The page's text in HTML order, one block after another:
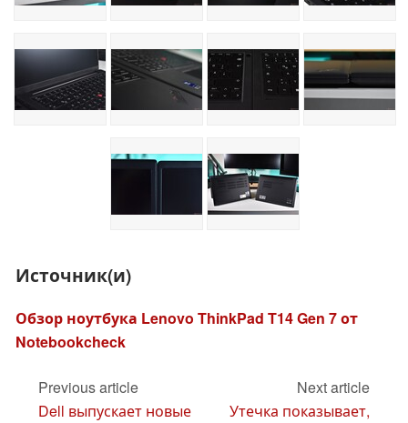
Источник(и)
Обзор ноутбука Lenovo ThinkPad T14 Gen 7 от
Notebookcheck
Previous article
Dell выпускает новые
Next article
Утечка показывает,